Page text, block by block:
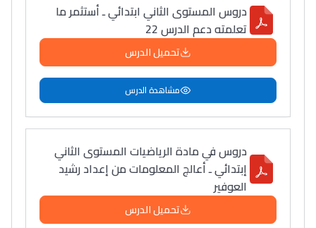
دروس المستوى الثاني ابتدائي ـ أستثمر ما
تعلمته دعم الدرس 22
تحميل الدرس
مشاهدة الدرس
دروس في مادة الرياضيات المستوى الثاني
إبتدائي ـ أعالج المعلومات من إعداد رشيد
العوفير
تحميل الدرس